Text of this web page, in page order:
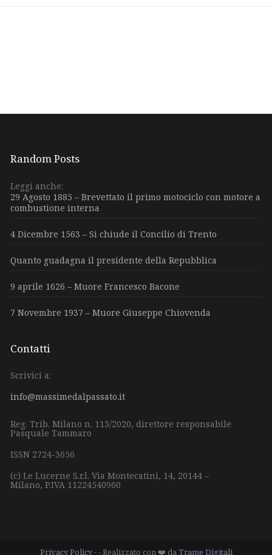
Random Posts
Leggi anche:
29 Agosto 1885 – Brevettato il primo motociclo con motore a
combustione interna
4 Dicembre 1563 – Si chiude il Concilio di Trento
Quanto guadagna il presidente della Repubblica
9 aprile 1626 – Muore Francesco Bacone
7 Novembre 1937 – Muore Giuseppe Chiovenda
Contatti
Scrivici a:
info@massimedalpassato.it
Reg. Trib. Milano n. 113/2020, direttore responsabile
Pasquale Tammaro
ISSN 2724-3656
(c) Le Lucerne S.r.l. Via Montecatini, 14, 20144 –
Milano, P.IVA 11224540960
Privacy Policy- - Realizzato con ❤️ daTrame Digitali